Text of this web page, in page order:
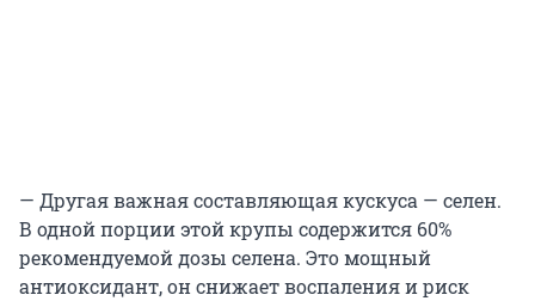
— Другая важная составляющая кускуса — селен.
В одной порции этой крупы содержится 60%
рекомендуемой дозы селена. Это мощный
антиоксидант, он снижает воспаления и риск